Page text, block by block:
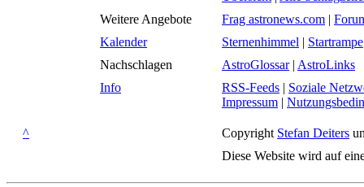
Weitere Angebote
Frag astronews.com |
Kalender
Sternenhimmel | Startrampe
Nachschlagen
AstroGlossar| AstroLinks
Info
RSS-Feeds | Soziale
Impressum |
^ Copyright Stefan Deiters
Diese Website wird auf